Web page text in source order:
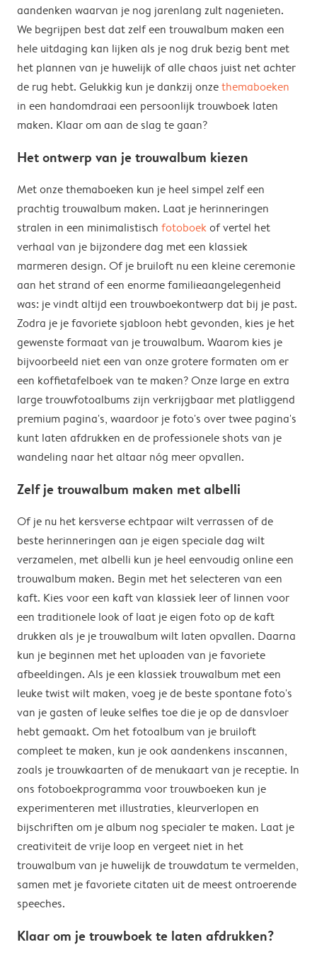
aandenken waarvan je nog jarenlang zult nagenieten.
We begrijpen best dat zelf een trouwalbum maken een
hele uitdaging kan lijken als je nog druk bezig bent met
het plannen van je huwelijk of alle chaos juist net achter
de rug hebt. Gelukkig kun je dankzij onzethemaboeken
in een handomdraai een persoonlijk trouwboek laten
maken. Klaar om aan de slag te gaan?
Het ontwerp van je trouwalbum kiezen
Met onze themaboeken kun je heel simpel zelf een
prachtig trouwalbum maken. Laat je herinneringen
stralen in een minimalistisch fotoboekof vertel het
verhaal van je bijzondere dag met een klassiek
marmeren design. Of je bruiloft nu een kleine ceremonie
aan het strand of een enorme familieaangelegenheid
was: je vindt altijd een trouwboekontwerp dat bij je past.
Zodra je je favoriete sjabloon hebt gevonden, kies je het
gewenste formaat van je trouwalbum. Waarom kies je
bijvoorbeeld niet een van onze grotere formaten om er
een koffietafelboek van te maken? Onze large en extra
large trouwfotoalbums zijn verkrijgbaar met platliggend
premium pagina's, waardoor je foto's over twee pagina's
kunt laten afdrukken en de professionele shots van je
wandeling naar het altaar nóg meer opvallen.
Zelf je trouwalbum maken met albelli
Of je nu het kersverse echtpaar wilt verrassen of de
beste herinneringen aan je eigen speciale dag wilt
verzamelen, met albelli kun je heel eenvoudig online een
trouwalbum maken. Begin met het selecteren van een
kaft. Kies voor een kaft van klassiek leer of linnen voor
een traditionele look of laat je eigen foto op de kaft
drukken als je je trouwalbum wilt laten opvallen. Daarna
kun je beginnen met het uploaden van je favoriete
afbeeldingen. Als je een klassiek trouwalbum met een
leuke twist wilt maken, voeg je de beste spontane foto's
van je gasten of leuke selfies toe die je op de dansvloer
hebt gemaakt. Om het fotoalbum van je bruiloft
compleet te maken, kun je ook aandenkens inscannen,
zoals je trouwkaarten of de menukaart van je receptie. In
ons fotoboekprogramma voor trouwboeken kun je
experimenteren met illustraties, kleurverlopen en
bijschriften om je album nog specialer te maken. Laat je
creativiteit de vrije loop en vergeet niet in het
trouwalbum van je huwelijk de trouwdatum te vermelden,
samen met je favoriete citaten uit de meest ontroerende
speeches.
Klaar om je trouwboek te laten afdrukken?